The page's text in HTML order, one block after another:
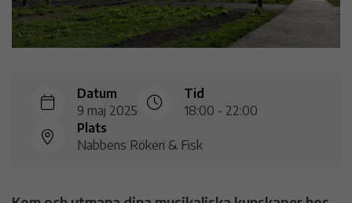
Datum
9 maj 2025
Tid
18:00 - 22:00
Plats
Nabbens Rökeri & Fisk